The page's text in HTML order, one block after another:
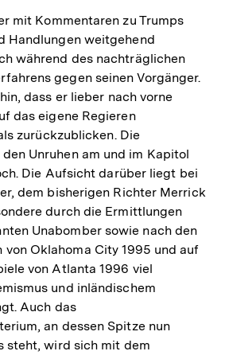
mit Kommentaren zu Trumps
Handlungen weitgehend
während des nachträglichen
gegen seinen Vorgänger.
dass er lieber nach vorne
das eigene Regieren
zurückzublicken. Die
Unruhen am und im Kapitol
Die Aufsicht darüber liegt bei
dem bisherigen Richter Merrick
durch die Ermittlungen
Unabomber sowie nach den
von Oklahoma City 1995 und auf
von Atlanta 1996 viel
und inländischem
Auch das
an dessen Spitze nun
steht, wird sich mit dem